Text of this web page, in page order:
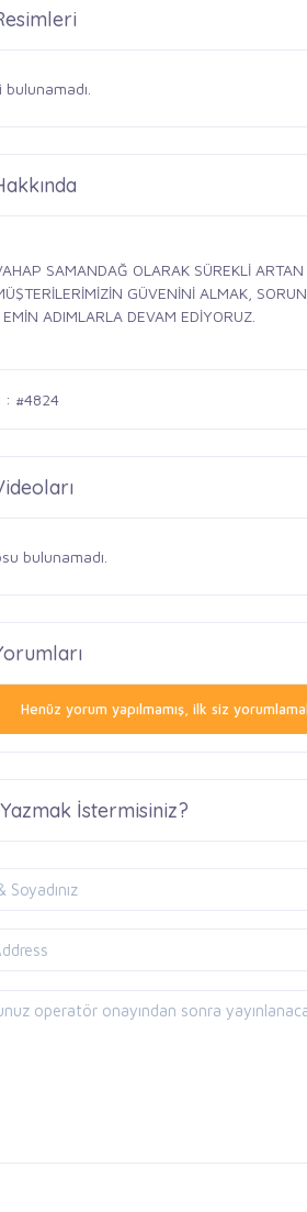
SAMANDAĞ OLARAK SÜREKLİ
GÜVENİNİ ALMAK,
EMİN ADIMLARLA DEVAM EDİYORUZ.
: #4824
bulunamadı.
Henüz yorum yapılmamış, ilk siz
İstermisiniz?